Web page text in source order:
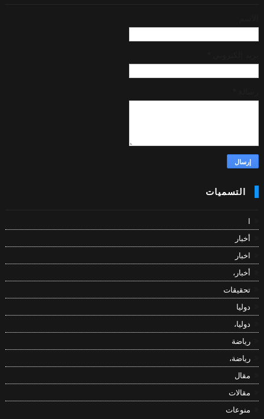
التسميات
أخبار
اخبار
أخبار،
تحقيقات
دوليا
دوليا،
رياضة
رياضة،
مقال
مقالات
منوعات